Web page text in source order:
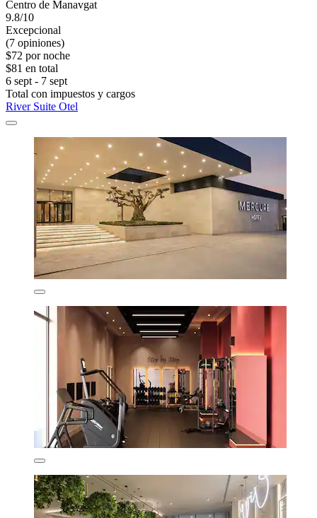
Centro de Manavgat
9.8/10
Excepcional
(7 opiniones)
$72 por noche
$81 en total
6 sept - 7 sept
Total con impuestos y cargos
River Suite Otel